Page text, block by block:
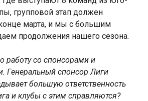
групповой этап должен
марта, и мы с большим
продолжения нашего сезона.
работу со спонсорами и
Генеральный спонсор Лиги
большую ответственность
и клубы с этим справляются?